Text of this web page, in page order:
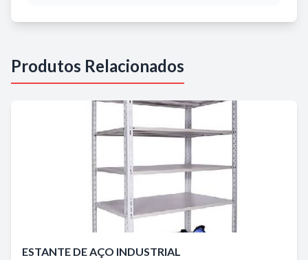
Produtos Relacionados
ESTANTE DE AÇO INDUSTRIAL